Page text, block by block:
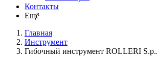
Контакты
Ещё
Главная
Инструмент
Гибочный инструмент ROLLERI